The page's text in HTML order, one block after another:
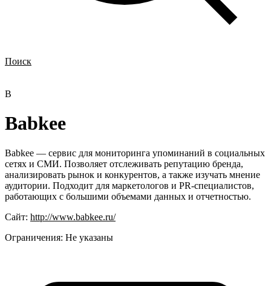
Поиск
B
Babkee
Babkee — сервис для мониторинга упоминаний в социальных
сетях и СМИ. Позволяет отслеживать репутацию бренда,
анализировать рынок и конкурентов, а также изучать мнение
аудитории. Подходит для маркетологов и PR-специалистов,
работающих с большими объемами данных и отчетностью.
Сайт: http://www.babkee.ru/
Ограничения: Не указаны